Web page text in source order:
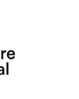
vous?